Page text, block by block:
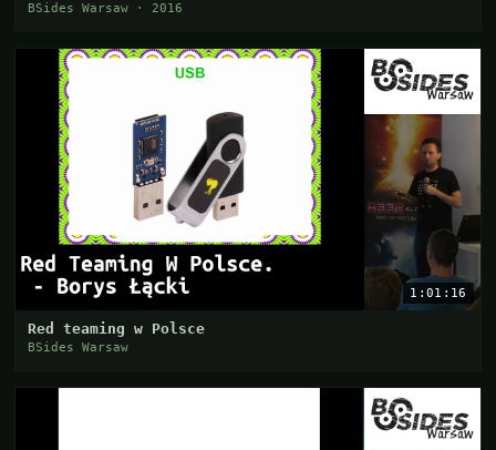
BSides Warsaw · 2016
1:01:16
Red teaming w Polsce
BSides Warsaw